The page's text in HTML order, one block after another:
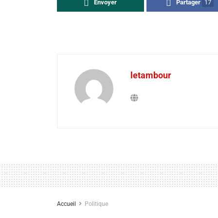
Envoyer Partager 17
letambour
Accueil Politique